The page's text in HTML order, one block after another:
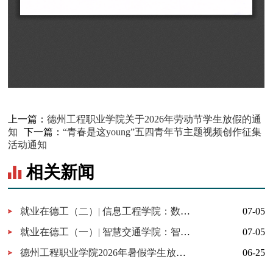
上一篇：德州工程职业学院关于2026年劳动节学生放假的通
知
下一篇：“青春是这young”五四青年节主题视频创作征集
活动通知
相关新闻
就业在德工（二）| 信息工程学院：数字科技·智创未来
07-05
就业在德工（一）| 智慧交通学院：智驾筑梦 职通未来
07-05
德州工程职业学院2026年暑假学生放假通知
06-25